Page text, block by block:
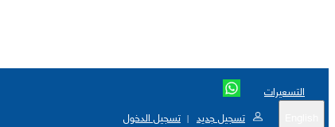
التسعيرات
تسجيل جديد | تسجيل الدخول